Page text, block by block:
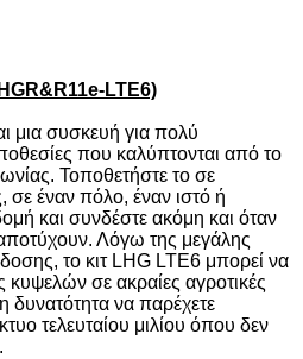
LTE6)
μια συσκευή για πολύ
που καλύπτονται από το
Τοποθετήστε το σε
σε έναν πόλο, έναν ιστό ή
και συνδέστε ακόμη και όταν
Λόγω της μεγάλης
το κιτ LHG LTE6 μπορεί να
κυψελών σε ακραίες αγροτικές
δυνατότητα να παρέχετε
τελευταίου μιλίου όπου δεν